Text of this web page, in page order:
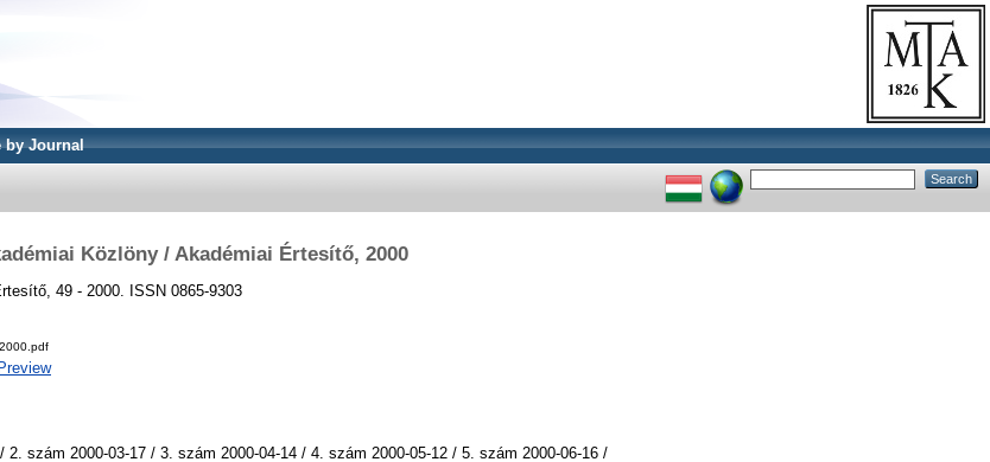
by Journal
Közlöny / Akadémiai Értesítő, 2000
49 - 2000. ISSN 0865-9303
Preview
2. szám 2000-03-17 / 3. szám 2000-04-14 / 4. szám 2000-05-12 / 5. szám 2000-06-16 /